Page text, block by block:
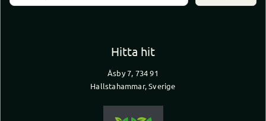
Hitta hit
Åsby 7, 734 91
Hallstahammar, Sverige